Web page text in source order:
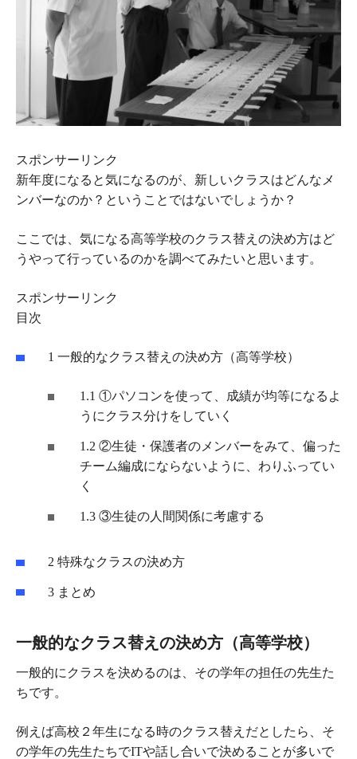
スポンサーリンク
新年度になると気になるのが、新しいクラスはどんなメ
ンバーなのか？ということではないでしょうか？
ここでは、気になる高等学校のクラス替えの決め方はど
うやって行っているのかを調べてみたいと思います。
スポンサーリンク
目次
1 一般的なクラス替えの決め方（高等学校）
1.1 ①パソコンを使って、成績が均等になるよ
うにクラス分けをしていく
1.2 ②生徒・保護者のメンバーをみて、偏った
チーム編成にならないように、わりふってい
く
1.3 ③生徒の人間関係に考慮する
2 特殊なクラスの決め方
3 まとめ
一般的なクラス替えの決め方（高等学校）
一般的にクラスを決めるのは、その学年の担任の先生た
ちです。
例えば高校２年生になる時のクラス替えだとしたら、そ
の学年の先生たちでITや話し合いで決めることが多いで